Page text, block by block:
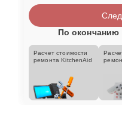
По окончанию
Расчет стоимости
ремонта KitchenAid